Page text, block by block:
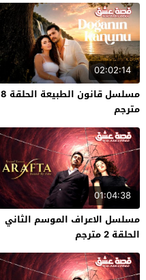
02:02:14
مسلسل قانون الطبيعة الحلقة 8
مترجم
01:04:38
مسلسل الاعراف الموسم الثاني
الحلقة 2 مترجم